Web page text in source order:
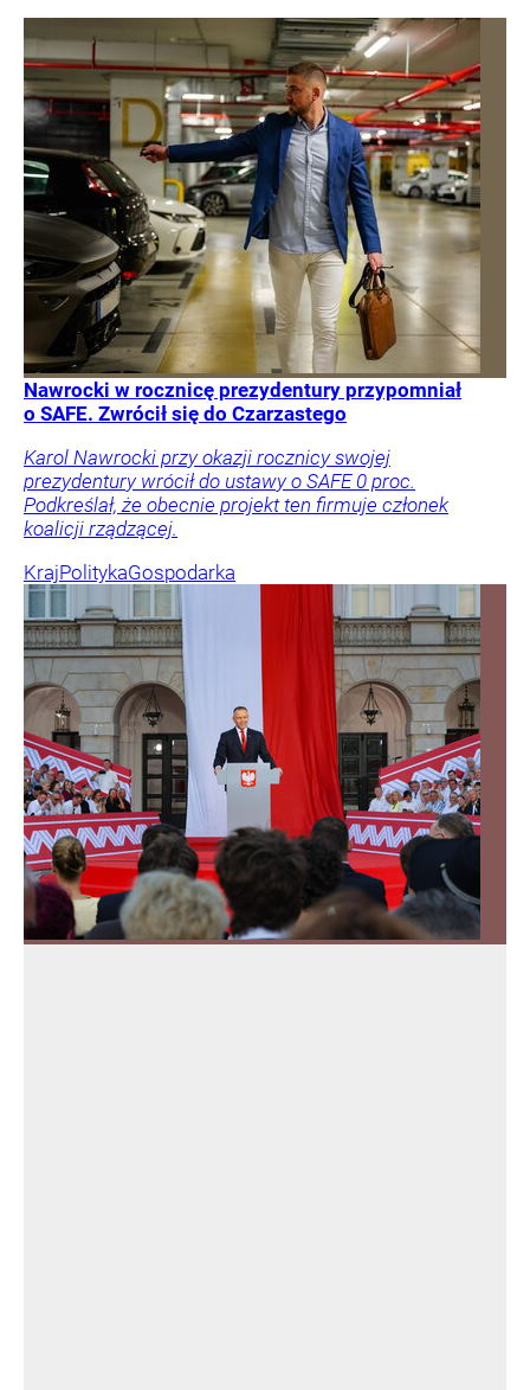
Nawrocki w rocznicę prezydentury przypomniał
o SAFE. Zwrócił się do Czarzastego
Karol Nawrocki przy okazji rocznicy swojej
prezydentury wrócił do ustawy o SAFE 0 proc.
Podkreślał, że obecnie projekt ten firmuje członek
koalicji rządzącej.
KrajPolitykaGospodarka